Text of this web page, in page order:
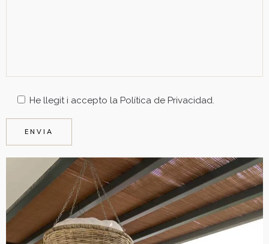
He llegit i accepto la Política de Privacidad.